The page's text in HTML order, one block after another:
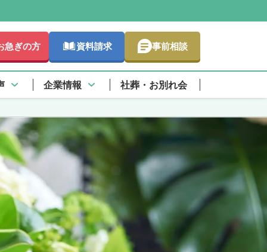
急ぎの方 資料請求 事前相談
企業情報 社葬・お別れ会